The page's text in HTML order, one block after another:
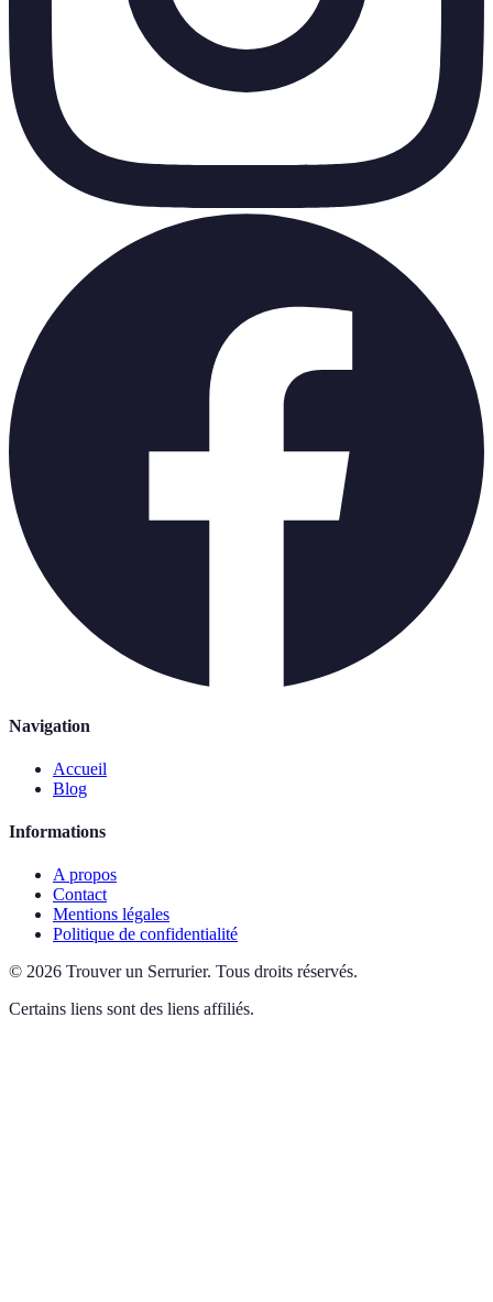
Navigation
Accueil
Blog
Informations
A propos
Contact
Mentions légales
Politique de confidentialité
© 2026 Trouver un Serrurier. Tous droits réservés.
Certains liens sont des liens affiliés.